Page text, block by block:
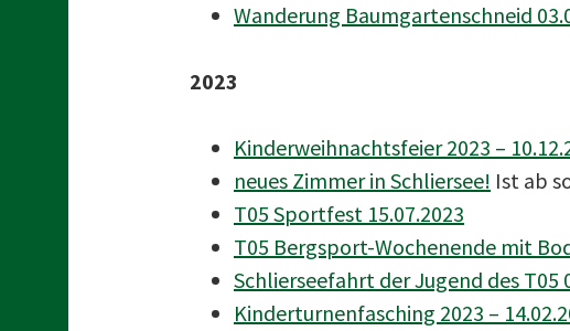
Wanderung Baumgartenschneid
2023
Kinderweihnachtsfeier 2023 –
neues Zimmer in Schliersee! Ist ab
T05 Sportfest 15.07.2023
T05 Bergsport-Wochenende mit
Schlierseefahrt der Jugend des T05
Kinderturnenfasching 2023 –